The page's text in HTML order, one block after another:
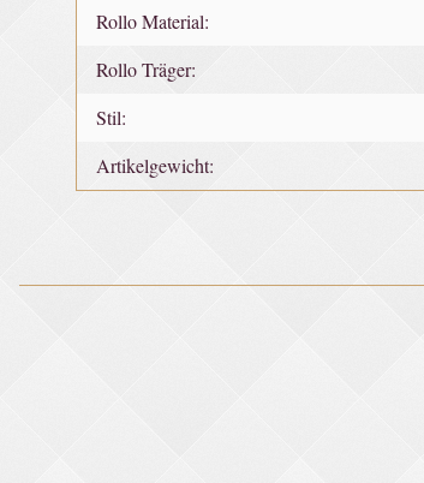
Rollo Material:
Rollo Träger:
Stil:
Artikelgewicht: